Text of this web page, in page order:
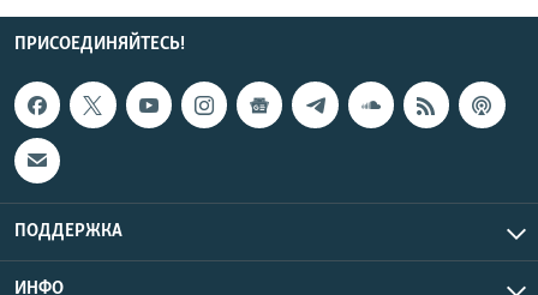
ПРИСОЕДИНЯЙТЕСЬ!
ПОДДЕРЖКА
ИНФО